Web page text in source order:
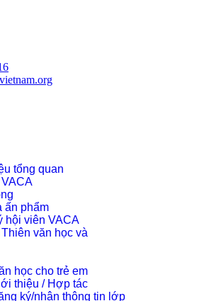
tổng quan
ấn phẩm
hội viên VACA
văn học và
học cho trẻ em
thiệu / Hợp tác
ký/nhận thông tin lớp